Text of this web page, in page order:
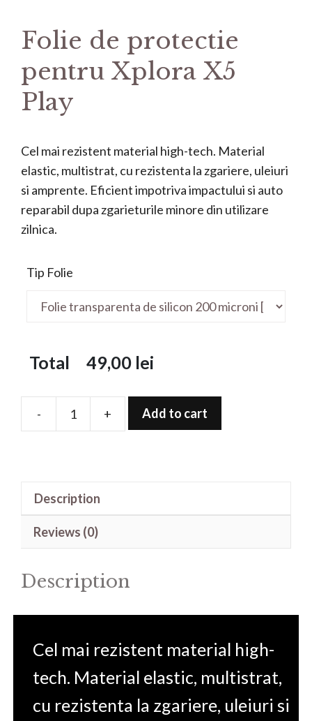
Folie de protectie
pentru Xplora X5
Play
Cel mai rezistent material high-tech. Material
elastic, multistrat, cu rezistenta la zgariere, uleiuri
si amprente. Eficient impotriva impactului si auto
reparabil dupa zgarieturile minore din utilizare
zilnica.
Tip Folie
Total 49,00 lei
-
Folie
+ Add to cart
Description
Reviews (0)
Description
Cel mai rezistent material high-
tech. Material elastic, multistrat,
cu rezistenta la zgariere, uleiuri si